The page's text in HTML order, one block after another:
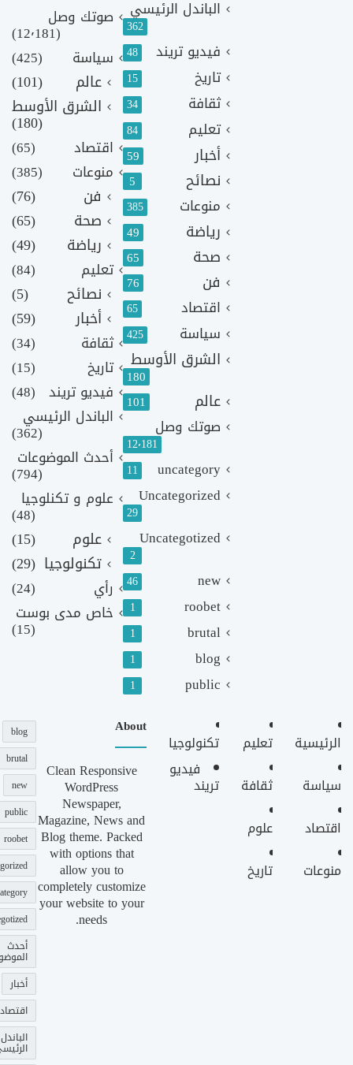
الباندل الرئيسي
362
فيديو تريند 48
تاريخ 15
ثقافة 34
تعليم 84
أخبار 59
نصائح 5
منوعات 385
رياضة 49
صحة 65
فن 76
اقتصاد 65
سياسة 425
الشرق الأوسط
180
عالم 101
صوتك وصل
12٬181
uncategory
11
Uncategorized
29
Uncategotized
2
new
46
roobet
1
brutal
1
blog
1
public
1
صوتك وصل
(12٬181)
سياسة
(425)
عالم
(101)
الشرق الأوسط
(180)
اقتصاد
(65)
منوعات
(385)
فن
(76)
صحة
(65)
رياضة
(49)
تعليم (84)
نصائح
(5)
أخبار
(59)
ثقافة
(34)
تاريخ
(15)
فيديو تريند (48)
الباندل الرئيسي
(362)
أحدث الموضوعات
(794)
علوم و تكنلوجيا
(48)
علوم
(15)
تكنولوجيا (29)
رأي
(24)
خاص مدى بوست
(15)
الرئيسية
سياسة
اقتصاد
منوعات
تعليم
ثقافة
علوم
تاريخ
تكنولوجيا
فيديو
تريند
About
Clean Responsive
WordPress
Newspaper,
Magazine, News and
Blog theme. Packed
with options that
allow you to
completely customize
your website to your
needs.
blog
brutal
new
public
roobet
أحدث
أخبار
اقتصاد
الباندل